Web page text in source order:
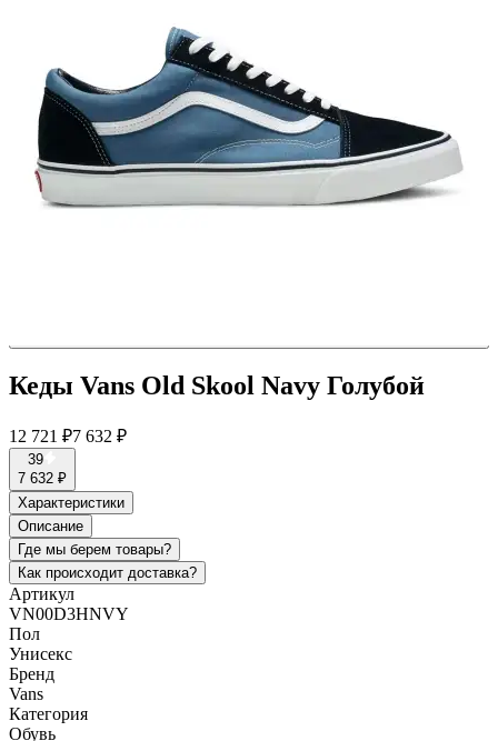
Кеды Vans Old Skool Navy Голубой
12 721 ₽7 632 ₽
39
7 632 ₽
Характеристики
Описание
Где мы берем товары?
Как происходит доставка?
Артикул
VN00D3HNVY
Пол
Унисекс
Бренд
Vans
Категория
Обувь